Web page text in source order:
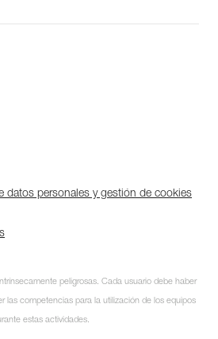
datos personales y gestión de cookies
peligrosas. Cada usuario debe haber
las competencias para la utilización de los equipos
estas actividades.